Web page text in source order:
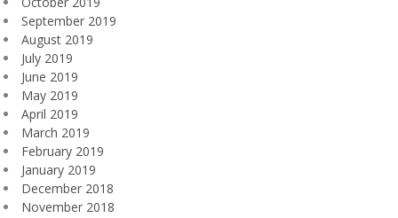
September 2019
August 2019
July 2019
June 2019
May 2019
April 2019
March 2019
February 2019
January 2019
December 2018
November 2018